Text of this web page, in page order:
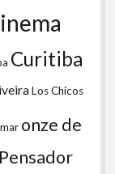
Curitiba
Los Chicos
onze de
Pensador